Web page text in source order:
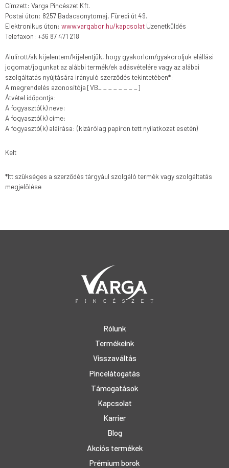
Címzett: Varga Pincészet Kft.
Postai úton: 8257 Badacsonytomaj, Füredi út 49.
Elektronikus úton:www.vargabor.hu/kapcsolat Üzenetküldés
Telefaxon: +36 87 471 218
Alulírott/ak kijelentem/kijelentjük, hogy gyakorlom/gyakoroljuk elállási
jogomat/jogunkat az alábbi termék/ek adásvételére vagy az alábbi
szolgáltatás nyújtására irányuló szerződés tekintetében*:
A megrendelés azonosítója [VB_ _ _ _ _ _ _ _]
Átvétel időpontja:
A fogyasztó(k) neve:
A fogyasztó(k) címe:
A fogyasztó(k) aláírása: (kizárólag papíron tett nyilatkozat esetén)
Kelt
*Itt szükséges a szerződés tárgyául szolgáló termék vagy szolgáltatás
megjelölése
Rólunk
Termékeink
Visszaváltás
Pincelátogatás
Támogatások
Kapcsolat
Karrier
Blog
Akciós termékek
Prémium borok